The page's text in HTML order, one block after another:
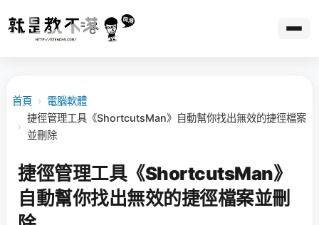
首頁 › 電腦軟體
›
捷徑管理工具《ShortcutsMan》自動幫你找出無效的捷徑檔案
並刪除
捷徑管理工具《ShortcutsMan》
自動幫你找出無效的捷徑檔案並刪